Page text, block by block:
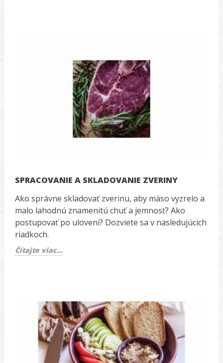
SPRACOVANIE A SKLADOVANIE ZVERINY
Ako správne skladovať zverinu, aby mäso vyzrelo a
malo lahodnú znamenitú chuť a jemnosť? Ako
postupovať po ulovení? Dozviete sa v nasledujúcich
riadkoch.
Čítajte viac...